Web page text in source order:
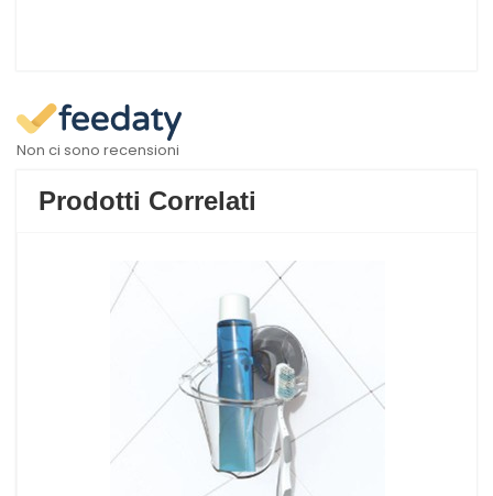
Non ci sono recensioni
Prodotti Correlati